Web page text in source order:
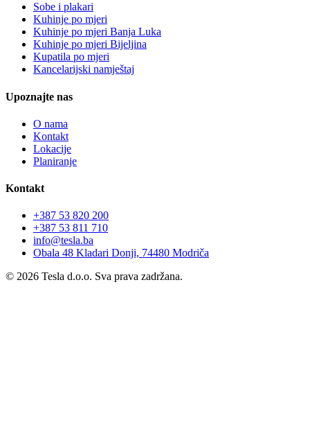
Sobe i plakari
Kuhinje po mjeri
Kuhinje po mjeri Banja Luka
Kuhinje po mjeri Bijeljina
Kupatila po mjeri
Kancelarijski namještaj
Upoznajte nas
O nama
Kontakt
Lokacije
Planiranje
Kontakt
+387 53 820 200
+387 53 811 710
info@tesla.ba
Obala 48 Kladari Donji, 74480 Modriča
© 2026 Tesla d.o.o. Sva prava zadržana.